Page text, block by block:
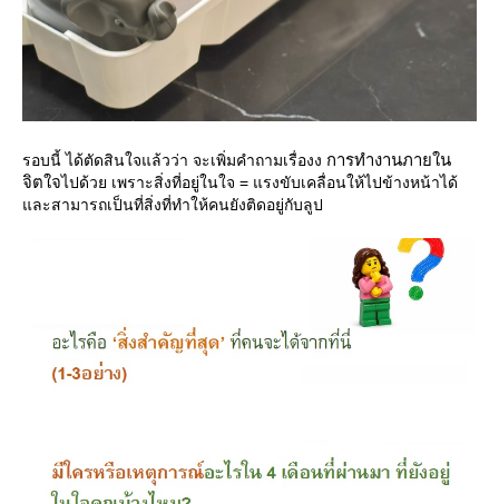
รอบนี้ ได้ตัดสินใจแล้วว่า จะเพิ่มคำถามเรื่องง การทำงานภายใน
จิตใจไปด้วย เพราะสิ่งที่อยู่ในใจ = แรงขับเคลื่อนให้ไปข้างหน้าได้
ละสามารถเป็นที่สิ่งที่ทำให้คนยังติดอยู่กับลูป